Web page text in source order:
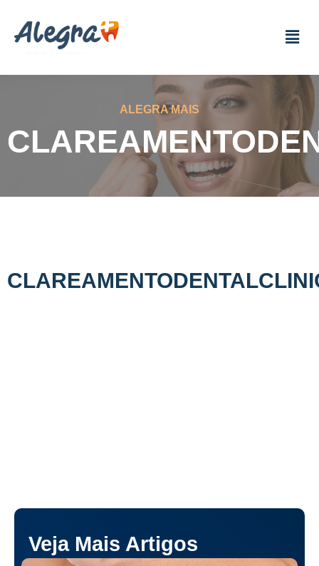
ALEGRA MAIS
Veja Mais Artigos